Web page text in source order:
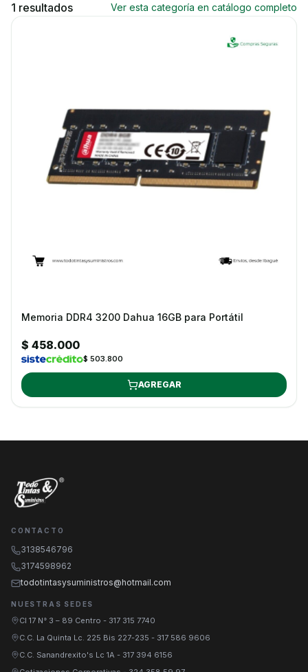
1 resultados Ver esta categoría en catálogo completo
Memoria DDR4 3200 Dahua 16GB para Portátil
$ 458.000
$ 503.800
AGREGAR
CONTACTO
3138546796
3174598962
todotintasysuministros@hotmail.com
NUESTRAS SEDES
Cl 17 N° 3 – 89 Centro - 317 315 7740
C.C. La Quinta Lc. 225 Bis 227-235 - 317 586 9606
C.C. Sanandrexito's Lc 1A - 317 394 6156